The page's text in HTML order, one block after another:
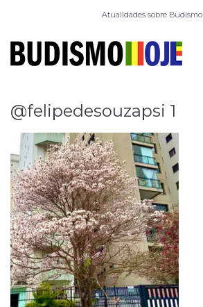
Atualidades sobre Budismo
@felipedesouzapsi 1